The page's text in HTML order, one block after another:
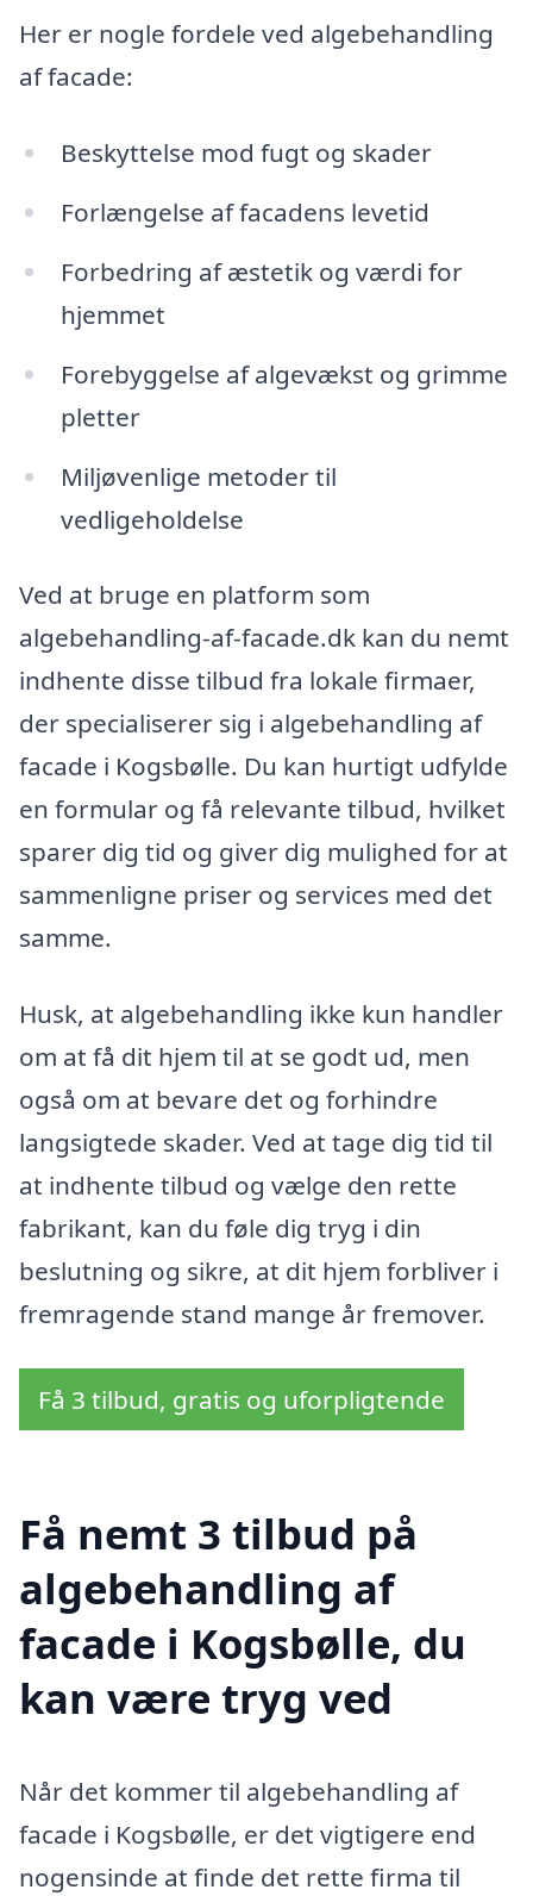
Her er nogle fordele ved algebehandling
af facade:
Beskyttelse mod fugt og skader
Forlængelse af facadens levetid
Forbedring af æstetik og værdi for
hjemmet
Forebyggelse af algevækst og grimme
pletter
Miljøvenlige metoder til
vedligeholdelse
Ved at bruge en platform som
algebehandling-af-facade.dk kan du nemt
indhente disse tilbud fra lokale firmaer,
der specialiserer sig i algebehandling af
facade i Kogsbølle. Du kan hurtigt udfylde
en formular og få relevante tilbud, hvilket
sparer dig tid og giver dig mulighed for at
sammenligne priser og services med det
samme.
Husk, at algebehandling ikke kun handler
om at få dit hjem til at se godt ud, men
også om at bevare det og forhindre
langsigtede skader. Ved at tage dig tid til
at indhente tilbud og vælge den rette
fabrikant, kan du føle dig tryg i din
beslutning og sikre, at dit hjem forbliver i
fremragende stand mange år fremover.
Få 3 tilbud, gratis og uforpligtende
Få nemt 3 tilbud på
algebehandling af
facade i Kogsbølle, du
kan være tryg ved
Når det kommer til algebehandling af
facade i Kogsbølle, er det vigtigere end
nogensinde at finde det rette firma til